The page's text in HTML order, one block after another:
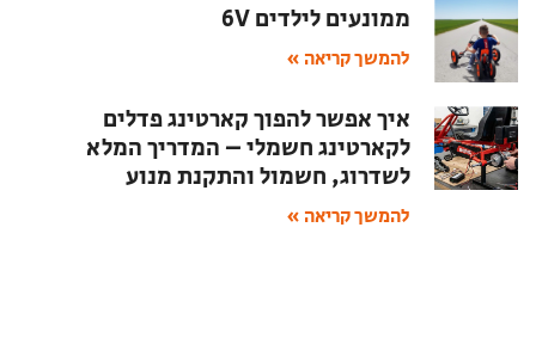
ממונעים לילדים 6V
להמשך קריאה »
איך אפשר להפוך קארטינג פדלים
לקארטינג חשמלי – המדריך המלא
לשדרוג, חשמול והתקנת מנוע
להמשך קריאה »